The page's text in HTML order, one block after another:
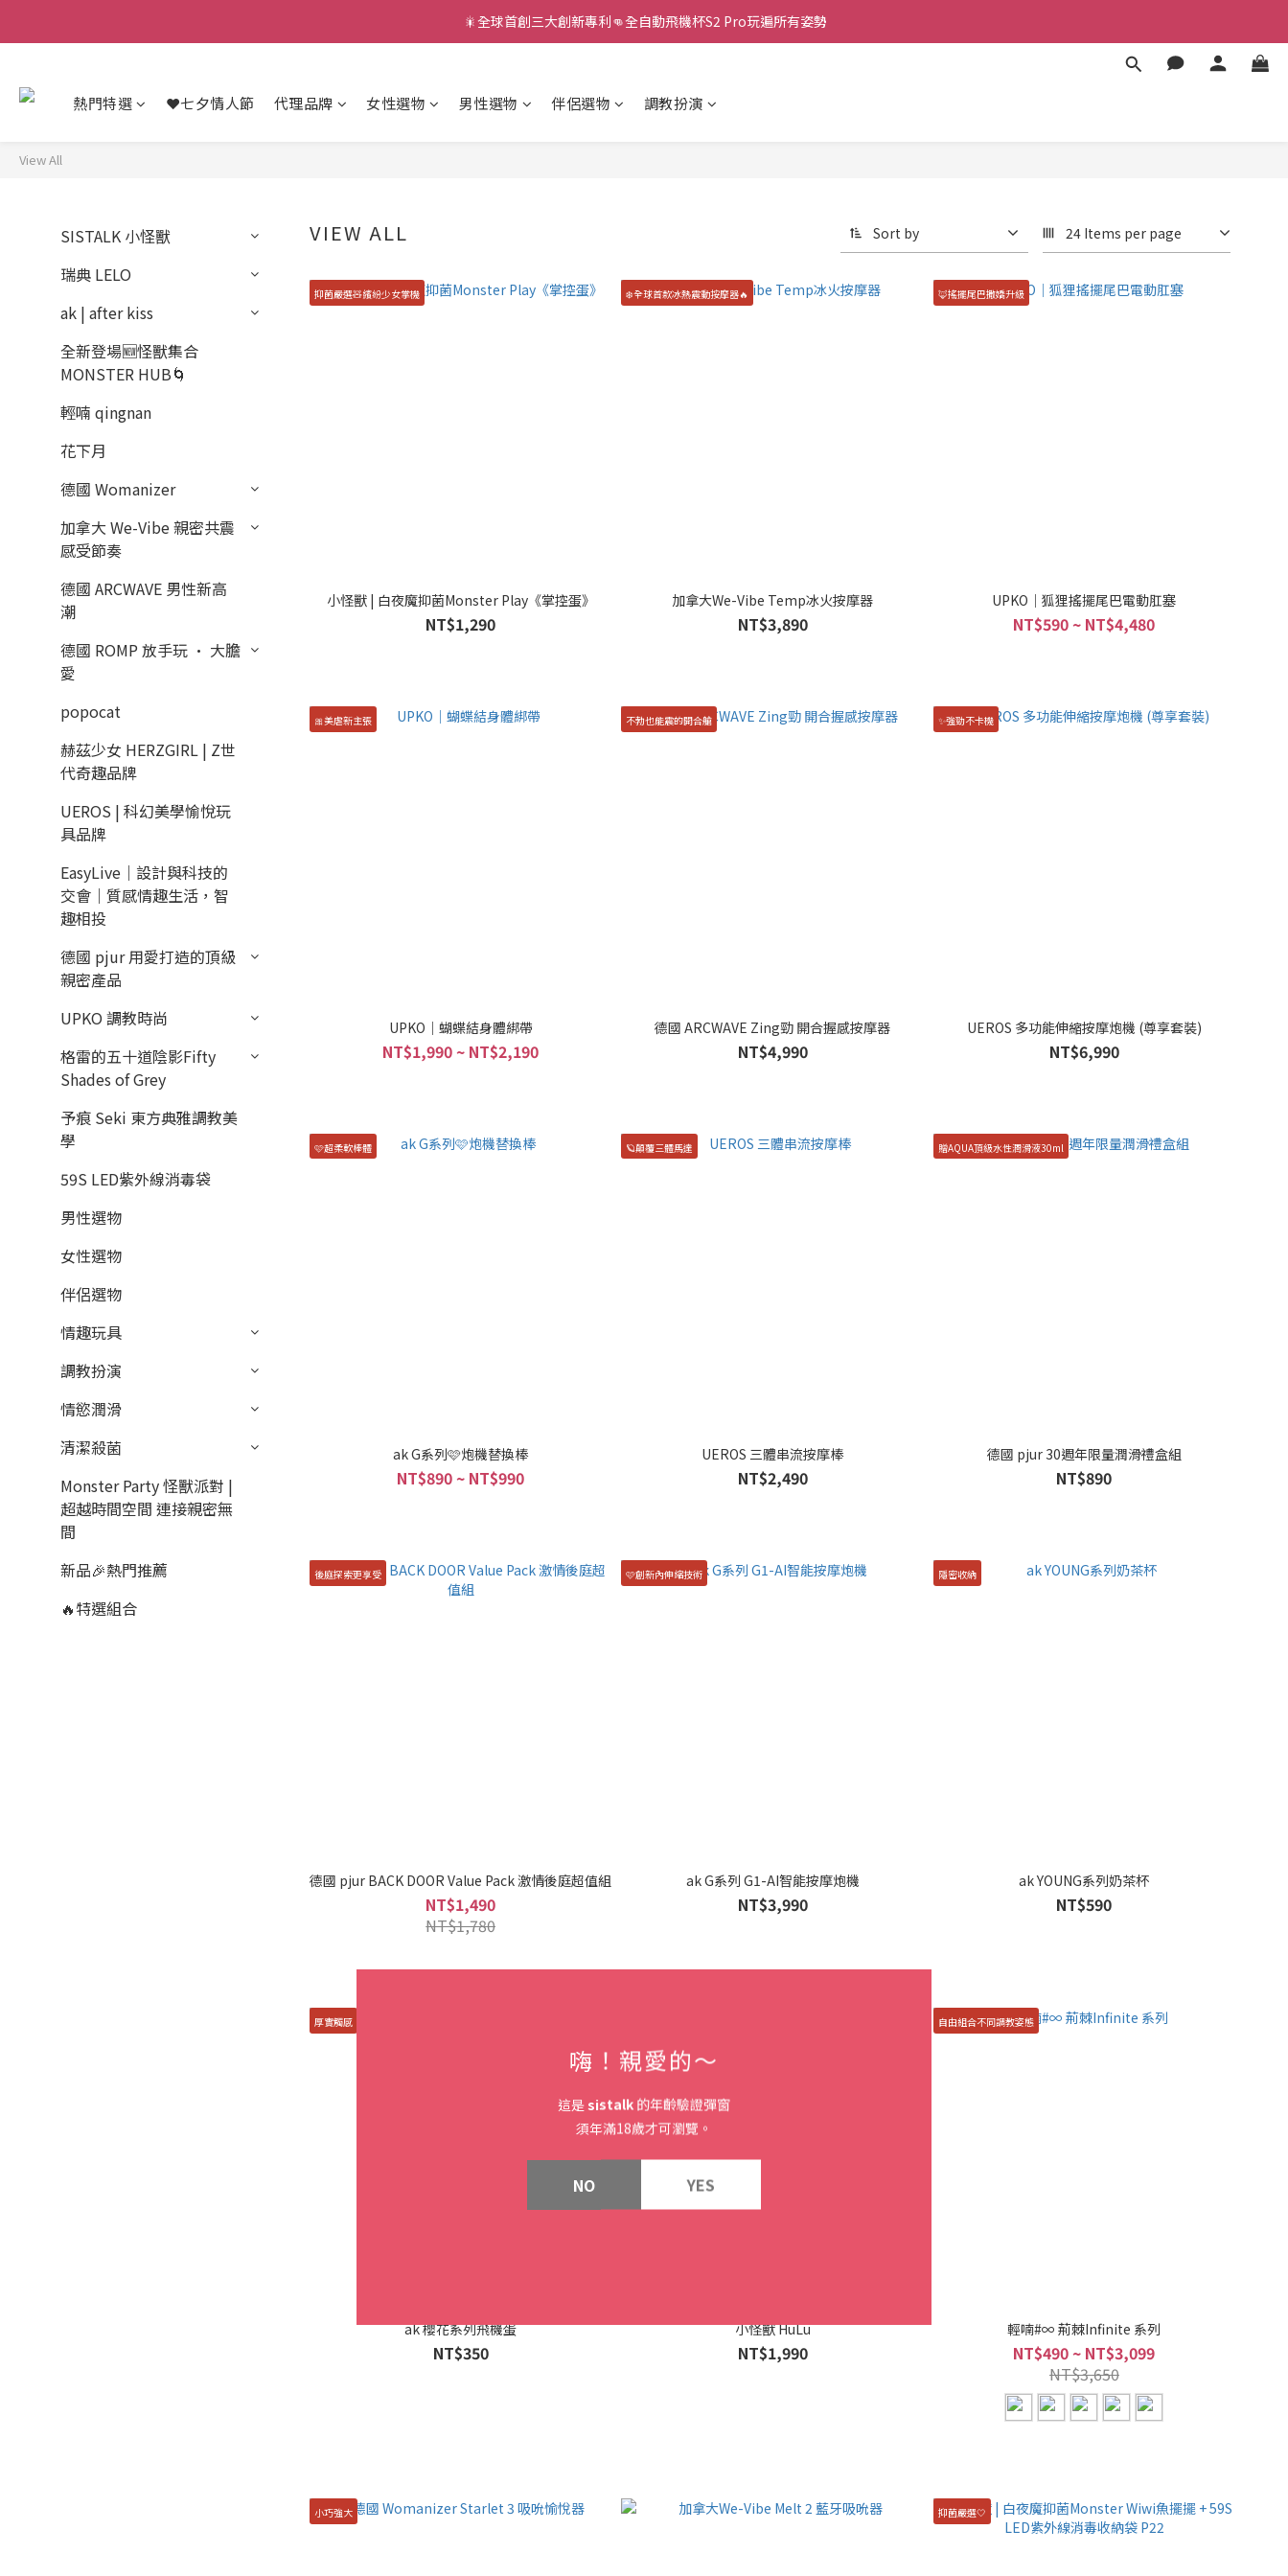
新款智能炮機👍小奶狗🩷小飛象💜
🎇全球首創三大創新專利👊全自動飛機杯S2 Pro玩遍所有姿勢
熱門特選 ❤️七夕情人節 代理品牌 女性選物 男性選物 伴侶選物 調教扮演
View All
SISTALK 小怪獸
瑞典 LELO
ak | after kiss
全新登場🆕怪獸集合
MONSTER HUB🌀
輕喃 qingnan
花下月
德國 Womanizer
加拿大 We-Vibe 親密共震
感受節奏
德國 ARCWAVE 男性新高
潮
德國 ROMP 放手玩 · 大膽
愛
popocat
赫茲少女 HERZGIRL | Z世
代奇趣品牌
UEROS | 科幻美學愉悅玩
具品牌
EasyLive｜設計與科技的
交會｜質感情趣生活，智
趣相投
德國 pjur 用愛打造的頂級
親密產品
UPKO 調教時尚
格雷的五十道陰影Fifty
Shades of Grey
予痕 Seki 東方典雅調教美
學
59S LED紫外線消毒袋
男性選物
女性選物
伴侶選物
情趣玩具
調教扮演
情慾潤滑
清潔殺菌
Monster Party 怪獸派對 |
超越時間空間 連接親密無
間
新品🎉熱門推薦
🔥特選組合
VIEW ALL Sort by 24 Items per page
抑菌嚴選🧸繽紛少女掌機
小怪獸 | 白夜魔抑菌Monster Play《掌控蛋》
NT$1,290
❄️全球首款冰熱震動按摩器🔥
加拿大We-Vibe Temp冰火按摩器
NT$3,890
🦊搖擺尾巴撒嬌升級
UPKO｜狐狸搖擺尾巴電動肛塞
NT$590 ~ NT$4,480
🎀美虐新主張
UPKO｜蝴蝶結身體綁帶
NT$1,990 ~ NT$2,190
不勃也能震的開合艙
德國 ARCWAVE Zing勁 開合握感按摩器
NT$4,990
✨強勁不卡機
UEROS 多功能伸縮按摩炮機 (尊享套裝)
NT$6,990
🩷超柔軟棒體
ak G系列🩷炮機替換棒
NT$890 ~ NT$990
🪐顛覆三體馬達
UEROS 三體串流按摩棒
NT$2,490
贈AQUA頂級水性潤滑液30ml
德國 pjur 30週年限量潤滑禮盒組
NT$890
後庭探索更享受
德國 pjur BACK DOOR Value Pack 激情後庭超值組
NT$1,490
NT$1,780
🩷創新內伸縮技術
ak G系列 G1-AI智能按摩炮機
NT$3,990
隱密收納
ak YOUNG系列奶茶杯
NT$590
厚實觸感
ak 櫻花系列飛機蛋
NT$350
小怪獸 HuLu
NT$1,990
自由組合不同調教姿態
輕喃#∞ 荊棘Infinite 系列
NT$490 ~ NT$3,099
NT$3,650
小巧強大 抑菌嚴選🤍
嗨！親愛的～
這是sistalk 的年齡驗證彈窗
須年滿18歲才可瀏覽。
NO YES